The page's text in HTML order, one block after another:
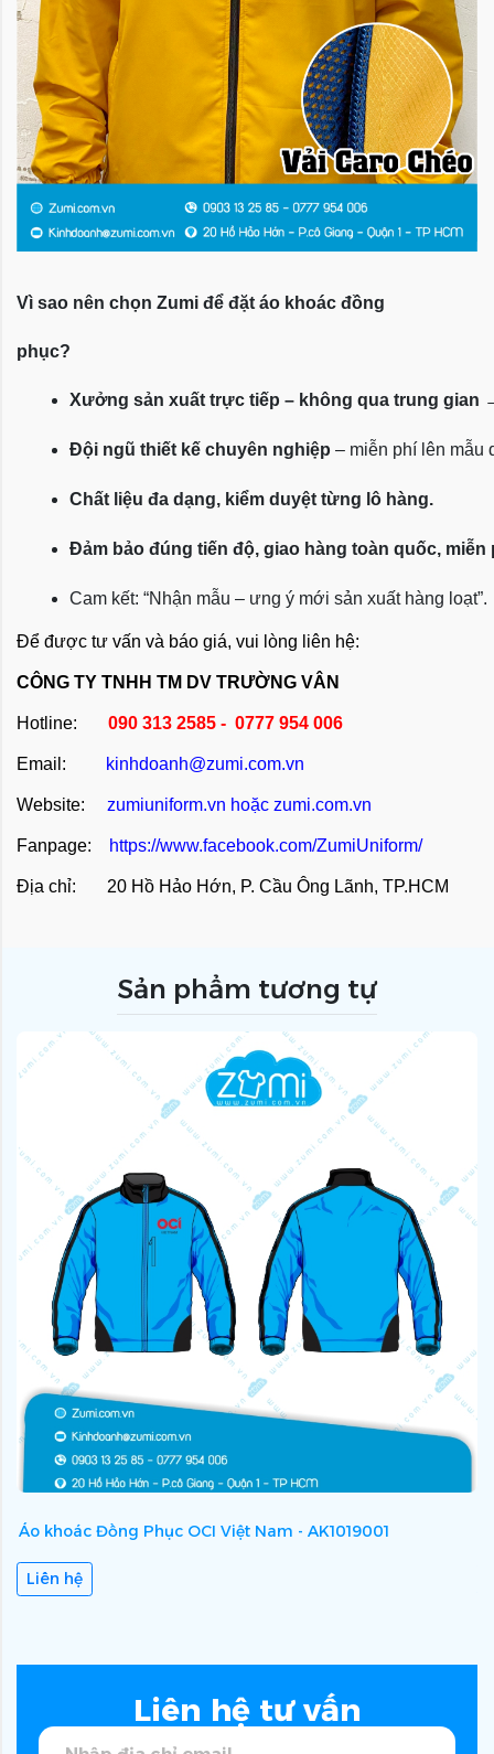
Vì sao nên chọn Zumi để đặt áo khoác đồng
phục?
Xưởng sản xuất trực tiếp – không qua trung gian
Đội ngũ thiết kế chuyên nghiệp – miễn phí lên mẫu
Chất liệu đa dạng, kiểm duyệt từng lô hàng.
Đảm bảo đúng tiến độ, giao hàng toàn quốc, miễn
Cam kết: “Nhận mẫu – ưng ý mới sản xuất hàng loạt”.
Để được tư vấn và báo giá, vui lòng liên hệ:
CÔNG TY TNHH TM DV TRƯỜNG VÂN
Hotline: 090 313 2585 - 0777 954 006
Email: kinhdoanh@zumi.com.vn
Website: zumiuniform.vn hoặc zumi.com.vn
Fanpage: https://www.facebook.com/ZumiUniform/
Địa chỉ: 20 Hồ Hảo Hớn, P. Cầu Ông Lãnh, TP.HCM
Sản phẩm tương tự
Áo khoác Đồng Phục OCI Việt Nam - AK1019001
Liên hệ
Liên hệ tư vấn